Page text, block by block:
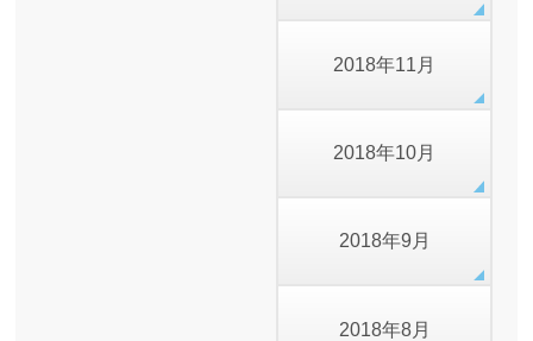
2018年11月
2018年10月
2018年9月
2018年8月